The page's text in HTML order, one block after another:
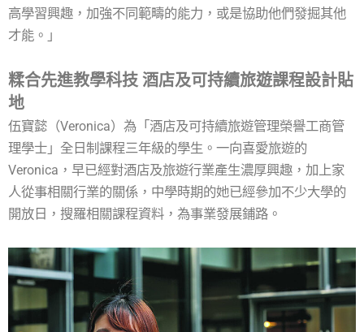
高學習興趣，加強不同範疇的能力，或是協助他們發掘其他
才能。」
糅合先進教學科技 酒店及可持續旅遊課程設計貼
地
伍寶懿（Veronica）為「酒店及可持續旅遊管理榮譽工商管
理學士」全日制課程三年級的學生。一向喜愛旅遊的
Veronica，早已經對酒店及旅遊行業產生濃厚興趣，加上家
人從事相關行業的關係，中學時期的她已經參加不少大學的
開放日，搜羅相關課程資料，為事業發展鋪路。